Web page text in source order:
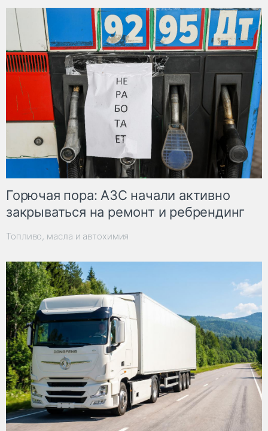
Горючая пора: АЗС начали активно
закрываться на ремонт и ребрендинг
Топливо, масла и автохимия